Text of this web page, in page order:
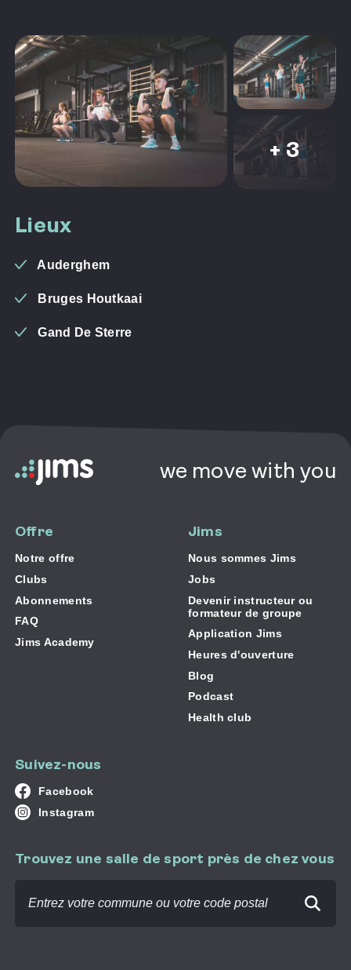
+ 3
Lieux
Auderghem
Bruges Houtkaai
Gand De Sterre
we move with you
Offre
Notre offre
Clubs
Abonnements
FAQ
Jims Academy
Jims
Nous sommes Jims
Jobs
Devenir instructeur ou
formateur de groupe
Application Jims
Heures d'ouverture
Blog
Podcast
Health club
Suivez-nous
Suivez-
sur
Facebook
Suivez-
Instagram
Trouvez une salle de sport près de chez vous
une